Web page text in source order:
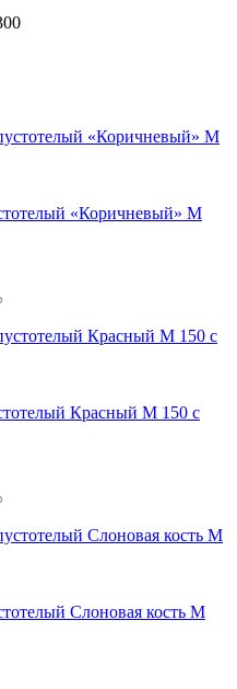
«Коричневый» М
Красный М 150 с
Слоновая кость М